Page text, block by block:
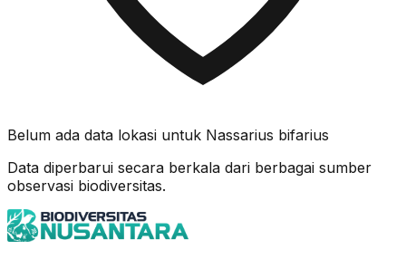
Belum ada data lokasi untuk Nassarius bifarius
Data diperbarui secara berkala dari berbagai sumber
observasi biodiversitas.